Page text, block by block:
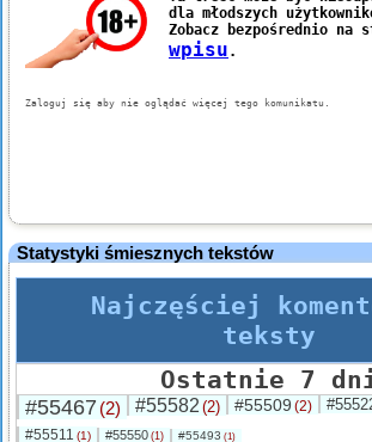
Statystyki śmiesznych tekstów
Najczęściej
teksty
Ostatnie 7
#55467 (2) #55582 (2) #55509 (2)
#55511 (1) #55550 (1) #55493 (1)